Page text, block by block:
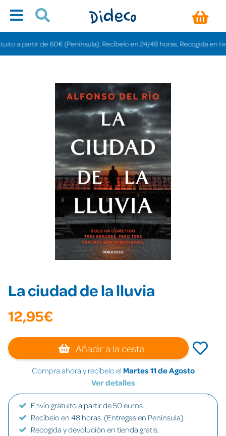
partir de 60€ (Península). Recíbelo en 24/48 horas. Recogida en
La ciudad de la lluvia
12,95€
Añadir a la cesta
Compra ahora y recíbelo el Martes 11 de Agosto
Ver detalles
Envío gratuito a partir de 50 euros.
Recíbelo en 48 horas. (Entregas en Península)
Recogida y devolución en tienda gratis.